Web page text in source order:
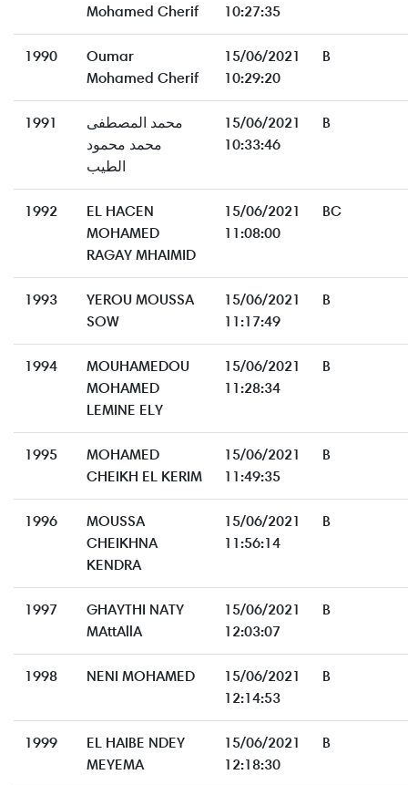
Mohamed Cherif
10:27:35
1990
Oumar
Mohamed Cherif
15/06/2021
10:29:20
B
1991
محمد المصطفى
محمد محمود
الطيب
15/06/2021
10:33:46
B
1992
EL HACEN
MOHAMED
RAGAY MHAIMID
15/06/2021
11:08:00
BC
1993
YEROU MOUSSA
SOW
15/06/2021
11:17:49
B
1994
MOUHAMEDOU
MOHAMED
LEMINE ELY
15/06/2021
11:28:34
B
1995
MOHAMED
CHEIKH EL KERIM
15/06/2021
11:49:35
B
1996
MOUSSA
CHEIKHNA
KENDRA
15/06/2021
11:56:14
B
1997
GHAYTHI NATY
MAttAllA
15/06/2021
12:03:07
B
1998 NENI MOHAMED
15/06/2021
12:14:53
B
1999
EL HAIBE NDEY
MEYEMA
15/06/2021
12:18:30
B